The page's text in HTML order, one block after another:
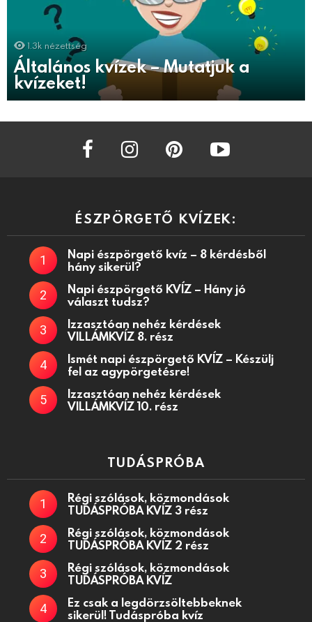
1.3k nézettség
Általános kvízek – Mutatjuk a
kvízeket!
facebook instagram
ÉSZPÖRGETŐ KVÍZEK:
Napi észpörgető kvíz – 8 kérdésből
hány sikerül?
Napi észpörgető KVÍZ – Hány jó
választ tudsz?
Izzasztóan nehéz kérdések
VILLÁMKVÍZ 8. rész
Ismét napi észpörgető KVÍZ – Készülj
fel az agypörgetésre!
Izzasztóan nehéz kérdések
VILLÁMKVÍZ 10. rész
TUDÁSPRÓBA
Régi szólások, közmondások
TUDÁSPRÓBA KVÍZ 3 rész
Régi szólások, közmondások
TUDÁSPRÓBA KVÍZ 2 rész
Régi szólások, közmondások
TUDÁSPRÓBA KVÍZ
Ez csak a legdörzsöltebbeknek
sikerül! Tudáspróba kvíz